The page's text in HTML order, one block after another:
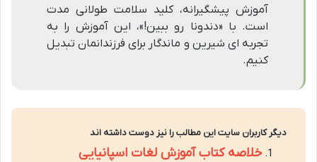
آموزش پیشگیرانه، کلید سلامت طولانی مدت
است. با «دندونا رو ببین!»، این آموزش را به
تجربه ای شیرین و ماندگار برای فرزندانمان تبدیل
کنیم.
دیگر کاربران سایت این مطالب را نیز دوست داشته اند
خلاصه کتاب آموزش لغات اسپانیایی